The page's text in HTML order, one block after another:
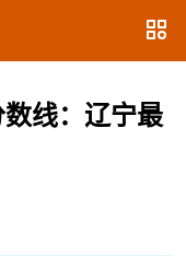
线：辽宁最